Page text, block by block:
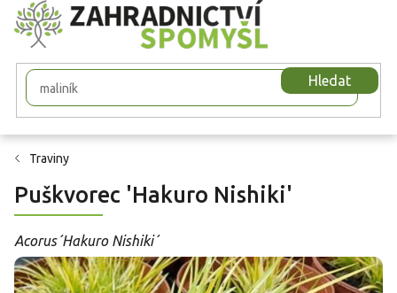
Přejít
na
obsah
Hledat
Traviny
Puškvorec 'Hakuro Nishiki'
Acorus´Hakuro Nishiki´